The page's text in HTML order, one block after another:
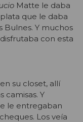
Matte le daba
que le daba
Bulnes. Y muchos
con esta
su closet, allí
camisas. Y
le entregaban
Los veía